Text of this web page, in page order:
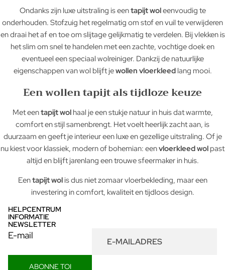
Ondanks zijn luxe uitstraling is eentapijt woleenvoudig te
onderhouden. Stofzuig het regelmatig om stof en vuil te verwijderen
en draai het af en toe om slijtage gelijkmatig te verdelen. Bij vlekken is
het slim om snel te handelen met een zachte, vochtige doek en
eventueel een speciaal wolreiniger. Dankzij de natuurlijke
eigenschappen van wol blijft jewollen vloerkleedlang mooi.
Een wollen tapijt als tijdloze keuze
Met eentapijt wolhaal je een stukje natuur in huis dat warmte,
comfort en stijl samenbrengt. Het voelt heerlijk zacht aan, is
duurzaam en geeft je interieur een luxe en gezellige uitstraling. Of je
nu kiest voor klassiek, modern of bohemian: eenvloerkleed wol past
altijd en blijft jarenlang een trouwe sfeermaker in huis.
Eentapijt wolis dus niet zomaar vloerbekleding, maar een
investering in comfort, kwaliteit en tijdloos design.
HELPCENTRUM
INFORMATIE
NEWSLETTER
E-mail
ABONNE TOI